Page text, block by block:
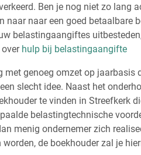
Ben je nog niet zo lang
naar naar een goed betaalbare
belastingaangiftes
over hulp bij belastingaangifte
met genoeg omzet op jaarbasis
slecht idee. Naast het
te vinden in Streefkerk
belastingtechnische
menig ondernemer zich
de boekhouder zal je